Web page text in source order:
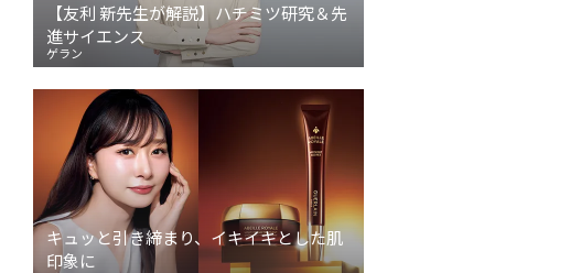
【友利 新先生が解説】ハチミツ研究＆先
進サイエンス
ゲラン
キュッと引き締まり、イキイキとした肌
印象に